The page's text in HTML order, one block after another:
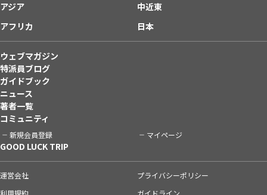
アジア
中近東
アフリカ
日本
ウェブマガジン
特派員ブログ
ガイドブック
ニュース
著者一覧
コミュニティ
新規会員登録 マイページ
GOOD LUCK TRIP
運営会社
プライバシーポリシー